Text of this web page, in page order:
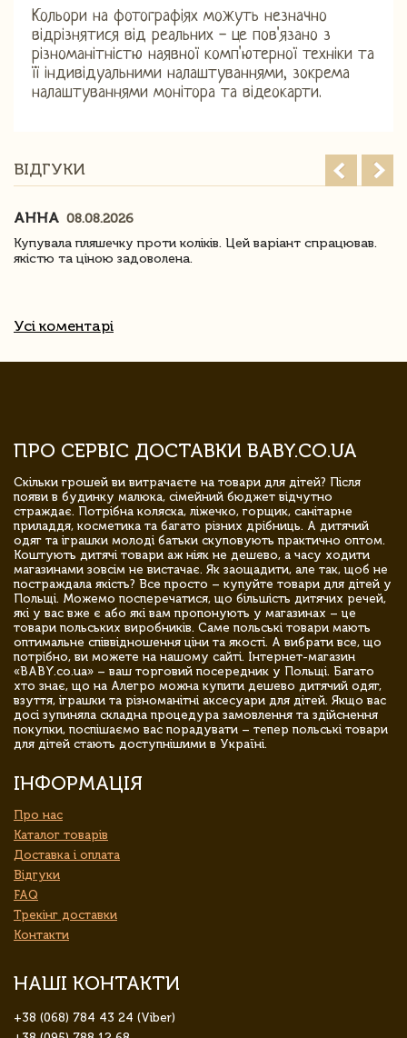
Кольори на фотографіях можуть незначно
відрізнятися від реальних - це пов'язано з
різноманітністю наявної комп'ютерної техніки та
її індивідуальними налаштуваннями, зокрема
налаштуваннями монітора та відеокарти.
ВІДГУКИ
АННА 08.08.2026
Купувала пляшечку проти коліків. Цей варіант спрацював.
якістю та ціною задоволена.
Усі коментарі
ПРО СЕРВІС ДОСТАВКИ BABY.CO.UA
Скільки грошей ви витрачаєте на товари для дітей? Після
появи в будинку малюка, сімейний бюджет відчутно
страждає. Потрібна коляска, ліжечко, горщик, санітарне
приладдя, косметика та багато різних дрібниць. А дитячий
одяг та іграшки молоді батьки скуповують практично оптом.
Коштують дитячі товари аж ніяк не дешево, а часу ходити
магазинами зовсім не вистачає. Як заощадити, але так, щоб не
постраждала якість? Все просто – купуйте товари для дітей у
Польщі. Можемо посперечатися, що більшість дитячих речей,
які у вас вже є або які вам пропонують у магазинах – це
товари польських виробників. Саме польські товари мають
оптимальне співвідношення ціни та якості. А вибрати все, що
потрібно, ви можете на нашому сайті. Інтернет-магазин
«BABY.co.ua» – ваш торговий посередник у Польщі. Багато
хто знає, що на Алегро можна купити дешево дитячий одяг,
взуття, іграшки та різноманітні аксесуари для дітей. Якщо вас
досі зупиняла складна процедура замовлення та здійснення
покупки, поспішаємо вас порадувати – тепер польські товари
для дітей стають доступнішими в Україні.
ІНФОРМАЦІЯ
Про нас
Каталог товарів
Доставка і оплата
Відгуки
FAQ
Трекінг доставки
Контакти
НАШІ КОНТАКТИ
+38 (068) 784 43 24 (Viber)